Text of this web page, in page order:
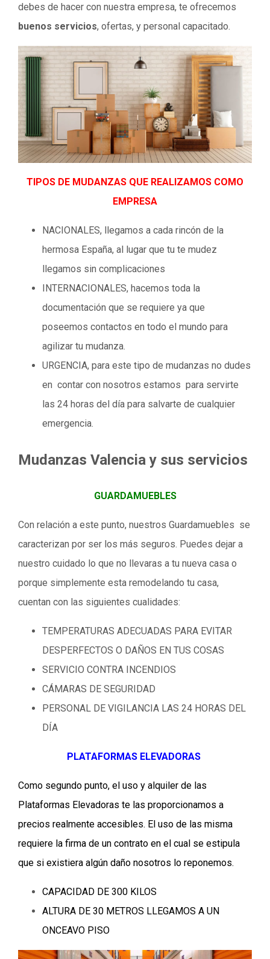
debes de hacer con nuestra empresa, te ofrecemos
buenos servicios, ofertas, y personal capacitado.
TIPOS DE MUDANZAS QUE REALIZAMOS COMO
EMPRESA
NACIONALES, llegamos a cada rincón de la
hermosa España, al lugar que tu te mudez
llegamos sin complicaciones
INTERNACIONALES, hacemos toda la
documentación que se requiere ya que
poseemos contactos en todo el mundo para
agilizar tu mudanza.
URGENCIA, para este tipo de mudanzas no dudes
en contar con nosotros estamos para servirte
las 24 horas del día para salvarte de cualquier
emergencia.
Mudanzas Valencia y sus servicios
GUARDAMUEBLES
Con relación a este punto, nuestros Guardamuebles se
caracterizan por ser los más seguros. Puedes dejar a
nuestro cuidado lo que no llevaras a tu nueva casa o
porque simplemente esta remodelando tu casa,
cuentan con las siguientes cualidades:
TEMPERATURAS ADECUADAS PARA EVITAR
DESPERFECTOS O DAÑOS EN TUS COSAS
SERVICIO CONTRA INCENDIOS
CÁMARAS DE SEGURIDAD
PERSONAL DE VIGILANCIA LAS 24 HORAS DEL
DÍA
PLATAFORMAS ELEVADORAS
Como segundo punto, el uso y alquiler de las
Plataformas Elevadoras te las proporcionamos a
precios realmente accesibles. El uso de las misma
requiere la firma de un contrato en el cual se estipula
que si existiera algún daño nosotros lo reponemos.
CAPACIDAD DE 300 KILOS
ALTURA DE 30 METROS LLEGAMOS A UN
ONCEAVO PISO